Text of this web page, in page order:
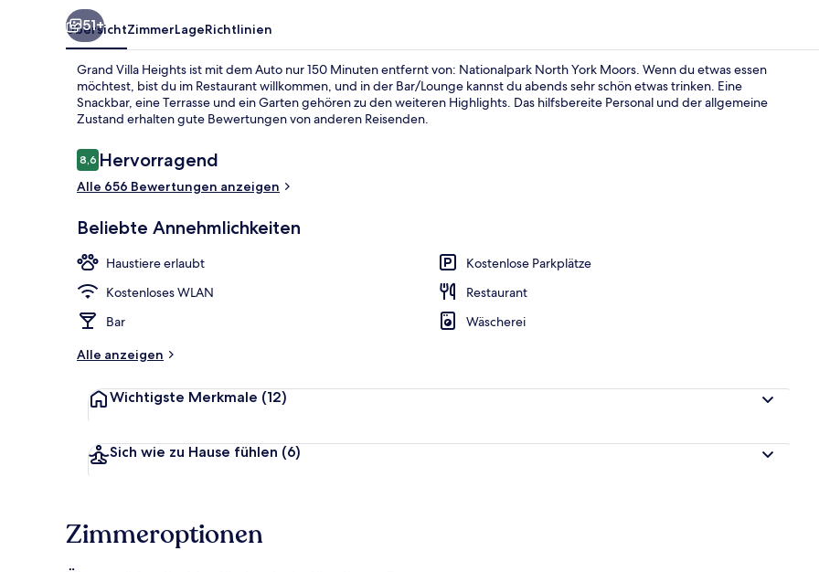
51+
ÜbersichtZimmerLageRichtlinien
Grand Villa Heights ist mit dem Auto nur 150 Minuten entfernt von: Nationalpark North York Moors. Wenn du etwas essen
möchtest, bist du im Restaurant willkommen, und in der Bar/Lounge kannst du abends sehr schön etwas trinken. Eine
Snackbar, eine Terrasse und ein Garten gehören zu den weiteren Highlights. Das hilfsbereite Personal und der allgemeine
Zustand erhalten gute Bewertungen von anderen Reisenden.
Bewertungen
8,68,6 von 10.
Hervorragend
Alle 656 Bewertungen anzeigen
Beliebte Annehmlichkeiten
Haustiere erlaubt
Kostenlose Parkplätze
Kostenloses WLAN
Restaurant
Bar
Wäscherei
Alle anzeigen
Wichtigste Merkmale (12)
Sich wie zu Hause fühlen (6)
Zimmeroptionen